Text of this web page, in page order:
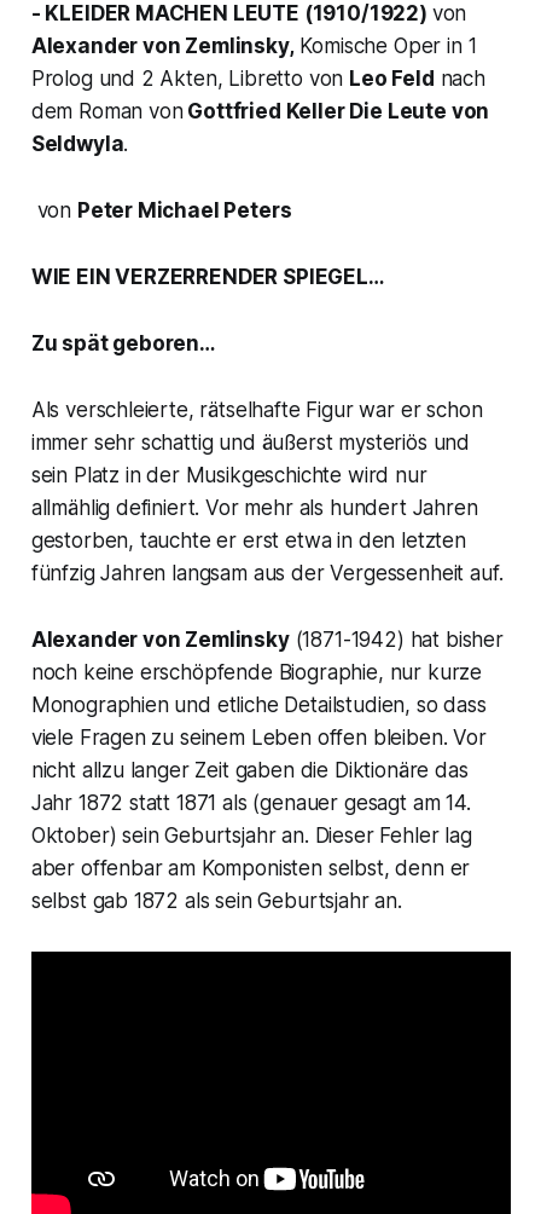
- KLEIDER MACHEN LEUTE (1910/1922) von
Alexander von Zemlinsky,Komische Oper in 1
Prolog und 2 Akten, Libretto von Leo Feld nach
dem Roman vonGottfried Keller Die Leute von
Seldwyla.
von Peter Michael Peters
WIE EIN VERZERRENDER SPIEGEL…
Zu spät geboren…
Als verschleierte, rätselhafte Figur war er schon
immer sehr schattig und äußerst mysteriös und
sein Platz in der Musikgeschichte wird nur
allmählig definiert. Vor mehr als hundert Jahren
gestorben, tauchte er erst etwa in den letzten
fünfzig Jahren langsam aus der Vergessenheit auf.
Alexander von Zemlinsky(1871-1942) hat bisher
noch keine erschöpfende Biographie, nur kurze
Monographien und etliche Detailstudien, so dass
viele Fragen zu seinem Leben offen bleiben. Vor
nicht allzu langer Zeit gaben die Diktionäre das
Jahr 1872 statt 1871 als (genauer gesagt am 14.
Oktober) sein Geburtsjahr an. Dieser Fehler lag
aber offenbar am Komponisten selbst, denn er
selbst gab 1872 als sein Geburtsjahr an.